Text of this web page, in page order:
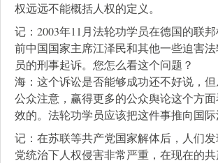
权远远不能概括人权的定义。
记：2003年11月法轮功学员在德国的联
前中国国家主席江泽民和其他一些迫害
员的刑事起诉。您怎么看这个问题？
海：这个诉讼是否能够成功还不好说，
公众注意，赢得更多的公众舆论这个方
效的。法轮功学员应该把这件事推向国际
记：在苏联等共产党国家解体后，人们
党统治下人权侵害非常严重，在现在的